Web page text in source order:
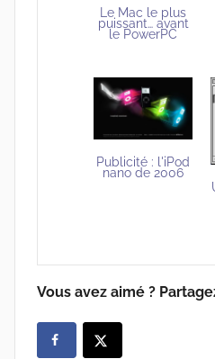
Le Mac le plus
puissant… avant
le PowerPC
Publicité : l'iPod
nano de 2006
Vous avez aimé ?